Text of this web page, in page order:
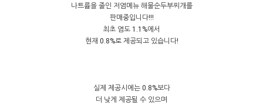
​나트륨을 줄인 저염메뉴 해물순두부찌개를
판매중입니다!!!
최초 염도 1.1%에서
현재 0.8%로 제공되고 있습니다!
실제 제공시에는 0.8%보다
더 낮게 제공될 수 있으며